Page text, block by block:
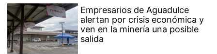
Empresarios de Aguadulce
alertan por crisis económica y
ven en la minería una posible
salida